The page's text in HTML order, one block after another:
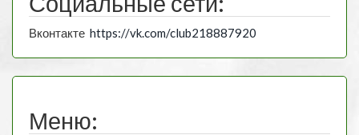
Вконтакте https://vk.com/club218887920
Меню: